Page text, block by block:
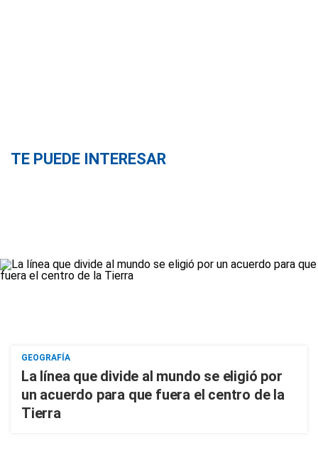
TE PUEDE INTERESAR
GEOGRAFÍA
La línea que divide al mundo se eligió por
un acuerdo para que fuera el centro de la
Tierra